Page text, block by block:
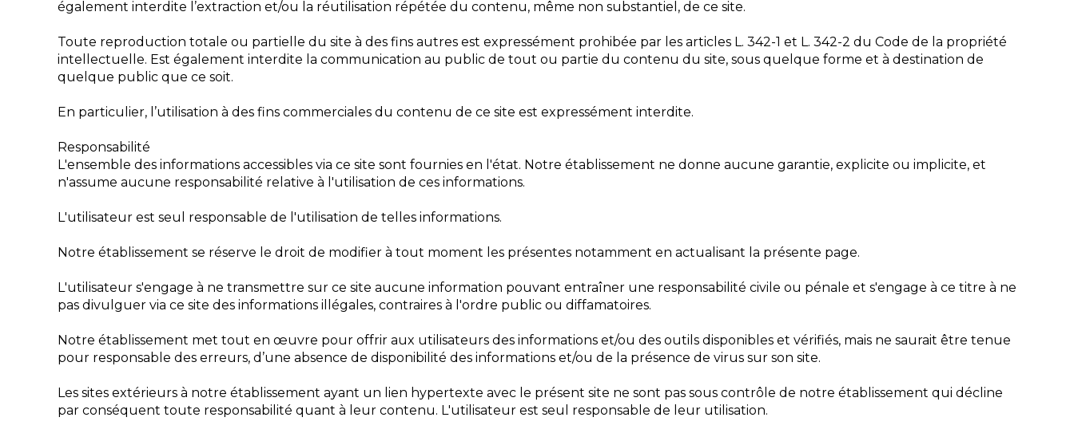
également interdite l’extraction et/ou la réutilisation répétée du contenu, même non substantiel, de ce site.
Toute reproduction totale ou partielle du site à des fins autres est expressément prohibée par les articles L. 342-1 et L. 342-2 du Code de la propriété
intellectuelle. Est également interdite la communication au public de tout ou partie du contenu du site, sous quelque forme et à destination de
quelque public que ce soit.
En particulier, l’utilisation à des fins commerciales du contenu de ce site est expressément interdite.
Responsabilité
L'ensemble des informations accessibles via ce site sont fournies en l'état. Notre établissement ne donne aucune garantie, explicite ou implicite, et
n'assume aucune responsabilité relative à l'utilisation de ces informations.
L'utilisateur est seul responsable de l'utilisation de telles informations.
Notre établissement se réserve le droit de modifier à tout moment les présentes notamment en actualisant la présente page.
L'utilisateur s'engage à ne transmettre sur ce site aucune information pouvant entraîner une responsabilité civile ou pénale et s'engage à ce titre à ne
pas divulguer via ce site des informations illégales, contraires à l'ordre public ou diffamatoires.
Notre établissement met tout en œuvre pour offrir aux utilisateurs des informations et/ou des outils disponibles et vérifiés, mais ne saurait être tenue
pour responsable des erreurs, d’une absence de disponibilité des informations et/ou de la présence de virus sur son site.
Les sites extérieurs à notre établissement ayant un lien hypertexte avec le présent site ne sont pas sous contrôle de notre établissement qui décline
par conséquent toute responsabilité quant à leur contenu. L'utilisateur est seul responsable de leur utilisation.